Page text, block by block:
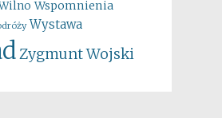
Wspomnienia
Wystawa
Zygmunt Wojski